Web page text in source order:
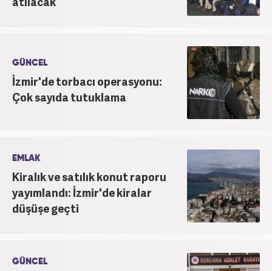
GÜNCEL
İzmir'de torbacı operasyonu:
Çok sayıda tutuklama
EMLAK
Kiralık ve satılık konut raporu
yayımlandı: İzmir'de kiralar
düşüşe geçti
GÜNCEL